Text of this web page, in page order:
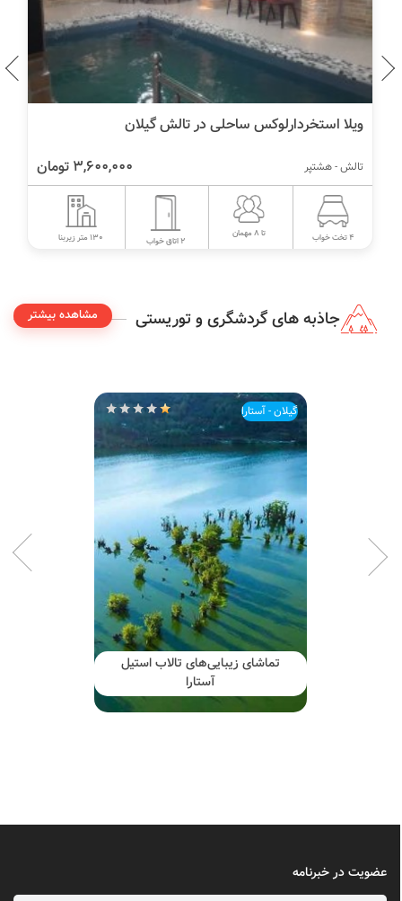
ویلا استخردارلوکس ساحلی در تالش گیلان
3,600,000 تومان تالش - هشتپر
4 تخت خواب تا 8 مهمان
2 اتاق خواب 130 متر زیربنا
جاذبه های گردشگری و توریستی مشاهده بیشتر
گیلان - آستارا
تماشای زیبایی‌های تالاب استیل
آستارا
عضویت در خبرنامه